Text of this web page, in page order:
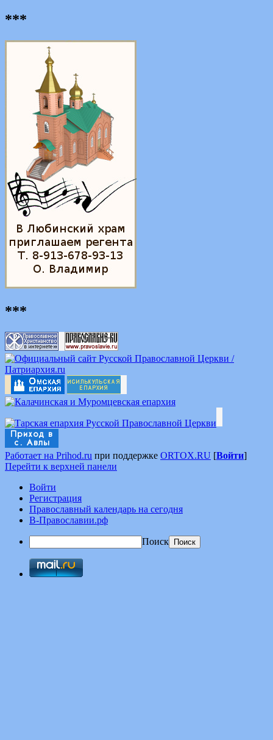
***
***
Работает на Prihod.ru при поддержке ORTOX.RU [Войти]
Перейти к верхней панели
Войти
Регистрация
Православный календарь на сегодня
В-Православии.рф
Поиск